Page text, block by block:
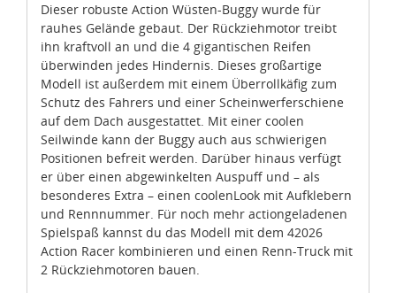
Dieser robuste Action Wüsten-Buggy wurde für
rauhes Gelände gebaut. Der Rückziehmotor treibt
ihn kraftvoll an und die 4 gigantischen Reifen
überwinden jedes Hindernis. Dieses großartige
Modell ist außerdem mit einem Überrollkäfig zum
Schutz des Fahrers und einer Scheinwerferschiene
auf dem Dach ausgestattet. Mit einer coolen
Seilwinde kann der Buggy auch aus schwierigen
Positionen befreit werden. Darüber hinaus verfügt
er über einen abgewinkelten Auspuff und – als
besonderes Extra – einen coolenLook mit Aufklebern
und Rennnummer. Für noch mehr actiongeladenen
Spielspaß kannst du das Modell mit dem 42026
Action Racer kombinieren und einen Renn-Truck mit
2 Rückziehmotoren bauen.